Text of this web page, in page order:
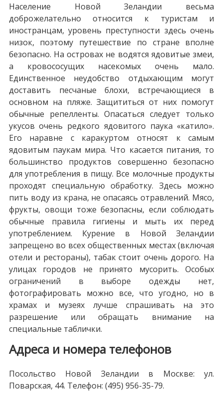
Население Новой Зеландии весьма
доброжелательно относится к туристам и
иностранцам, уровень преступности здесь очень
низок, поэтому путешествие по стране вполне
безопасно. На островах не водятся ядовитые змеи,
а кровососущих насекомых очень мало.
Единственное неудобство отдыхающим могут
доставить песчаные блохи, встречающиеся в
основном на пляже. Защититься от них помогут
обычные репелленты. Опасаться следует только
укусов очень редкого ядовитого паука «катило».
Его наравне с каракуртом относят к самым
ядовитым паукам мира. Что касается питания, то
большинство продуктов совершенно безопасно
для употребления в пищу. Все молочные продукты
проходят специальную обработку. Здесь можно
пить воду из крана, не опасаясь отравлений. Мясо,
фрукты, овощи тоже безопасны, если соблюдать
обычные правила гигиены и мыть их перед
употреблением. Курение в Новой Зеландии
запрещено во всех общественных местах (включая
отели и рестораны), табак стоит очень дорого. На
улицах городов не принято мусорить. Особых
ограничений в выборе одежды нет,
фотографировать можно все, что угодно, но в
храмах и музеях лучше спрашивать на это
разрешение или обращать внимание на
специальные таблички.
Адреса и номера телефонов
Посольство Новой Зеландии в Москве: ул.
Поварская, 44. Телефон: (495) 956-35-79.